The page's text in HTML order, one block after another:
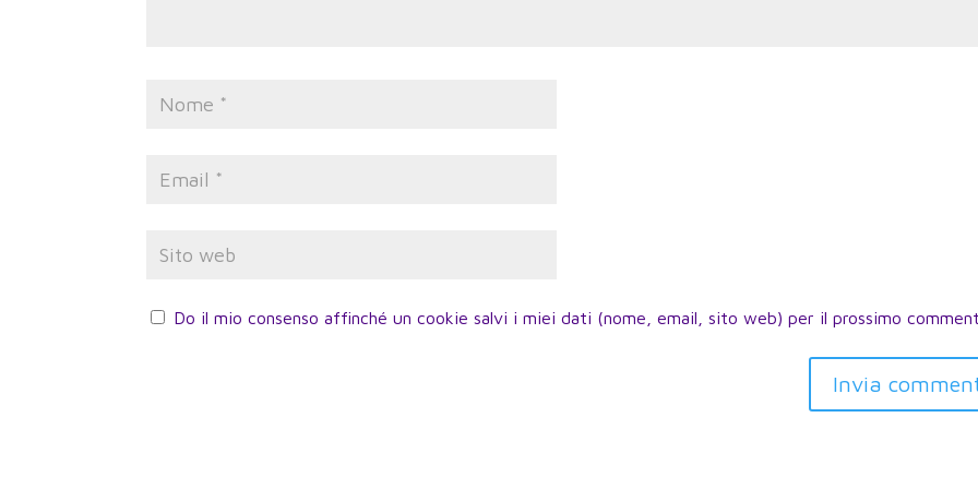
Do il mio consenso affinché un cookie salvi i miei dati (nome, email, sito web) per il prossimo